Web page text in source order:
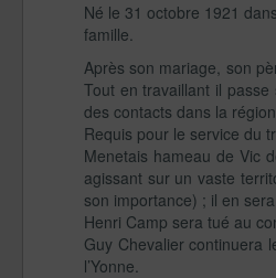
Né le 31 octobre 1921
famille.
Après son mariage, son
Tout en travaillant il
des contacts dans la
Requis pour le service du
Menetais hameau de Vic
agissant sur un vaste
son importance) ; il en
Henri Camp sera tué au
Guy Chevalier continuera
l’Yonne.